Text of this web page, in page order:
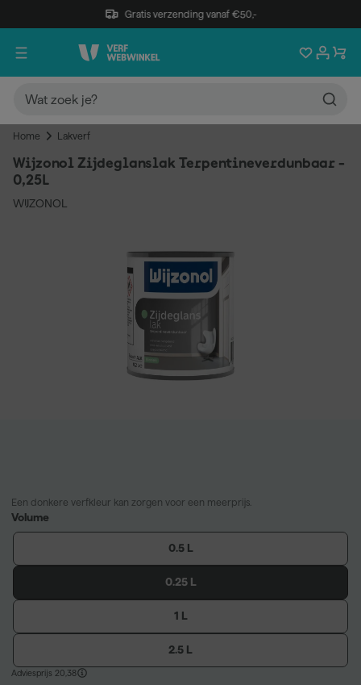
Gratis verzending vanaf €50,-
Home Lakverf
Wijzonol Zijdeglanslak Terpentineverdunbaar -
0,25L
WIJZONOL
Een donkere verfkleur kan zorgen voor een meerprijs.
Volume
0.5 L
0.25 L
1 L
2.5 L
Adviesprijs 20,38